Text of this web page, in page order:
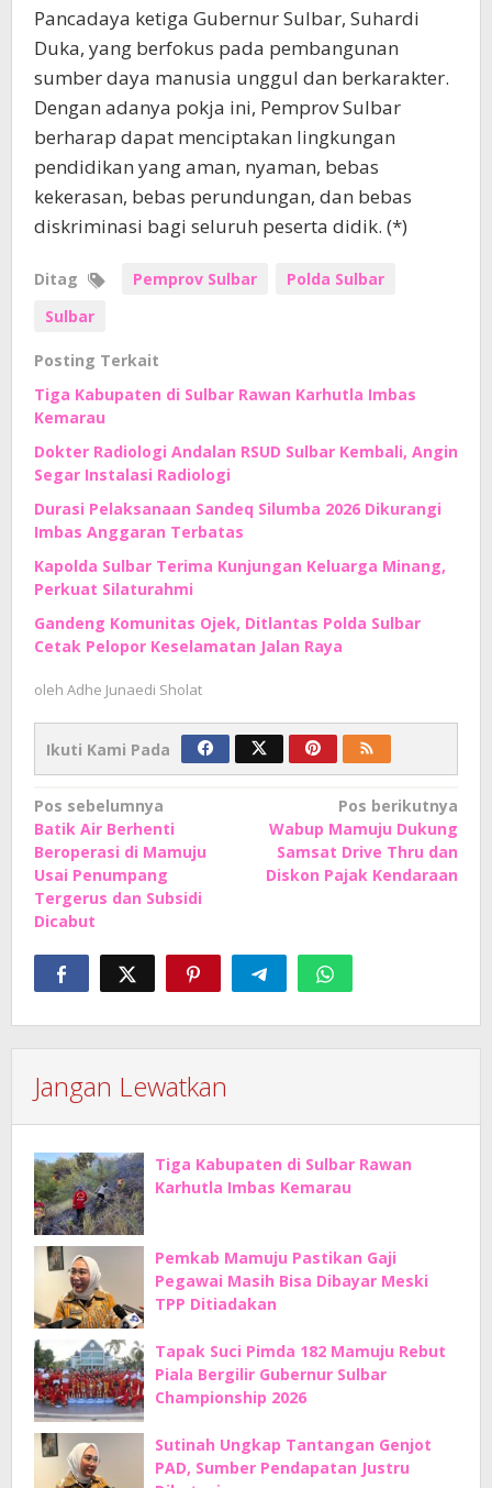
Pancadaya ketiga Gubernur Sulbar, Suhardi
Duka, yang berfokus pada pembangunan
sumber daya manusia unggul dan berkarakter.
Dengan adanya pokja ini, Pemprov Sulbar
berharap dapat menciptakan lingkungan
pendidikan yang aman, nyaman, bebas
kekerasan, bebas perundungan, dan bebas
diskriminasi bagi seluruh peserta didik. (*)
Ditag Pemprov Sulbar
Polda Sulbar
Sulbar
Posting Terkait
Tiga Kabupaten di Sulbar Rawan Karhutla Imbas
Kemarau
Dokter Radiologi Andalan RSUD Sulbar Kembali, Angin
Segar Instalasi Radiologi
Durasi Pelaksanaan Sandeq Silumba 2026 Dikurangi
Imbas Anggaran Terbatas
Kapolda Sulbar Terima Kunjungan Keluarga Minang,
Perkuat Silaturahmi
Gandeng Komunitas Ojek, Ditlantas Polda Sulbar
Cetak Pelopor Keselamatan Jalan Raya
oleh Adhe Junaedi Sholat
Ikuti Kami Pada
Navigasi
pos
Pos sebelumnya
Batik Air Berhenti
Beroperasi di Mamuju
Usai Penumpang
Tergerus dan Subsidi
Dicabut
Pos berikutnya
Wabup Mamuju Dukung
Samsat Drive Thru dan
Diskon Pajak Kendaraan
Jangan Lewatkan
Tiga Kabupaten di Sulbar Rawan
Karhutla Imbas Kemarau
Pemkab Mamuju Pastikan Gaji
Pegawai Masih Bisa Dibayar Meski
TPP Ditiadakan
Tapak Suci Pimda 182 Mamuju Rebut
Piala Bergilir Gubernur Sulbar
Championship 2026
Sutinah Ungkap Tantangan Genjot
PAD, Sumber Pendapatan Justru